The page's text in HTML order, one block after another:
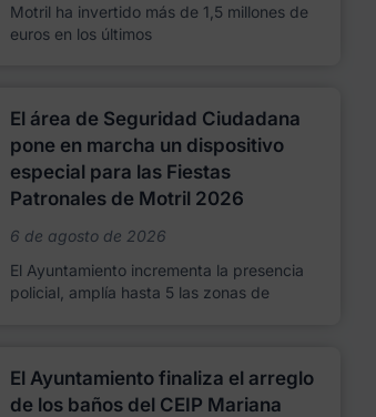
Motril ha invertido más de 1,5 millones de
euros en los últimos
El área de Seguridad Ciudadana
pone en marcha un dispositivo
especial para las Fiestas
Patronales de Motril 2026
6 de agosto de 2026
El Ayuntamiento incrementa la presencia
policial, amplía hasta 5 las zonas de
El Ayuntamiento finaliza el arreglo
de los baños del CEIP Mariana